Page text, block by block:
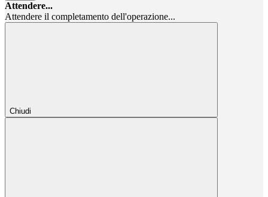
Attendere...
Attendere il completamento dell'operazione...
Chiudi